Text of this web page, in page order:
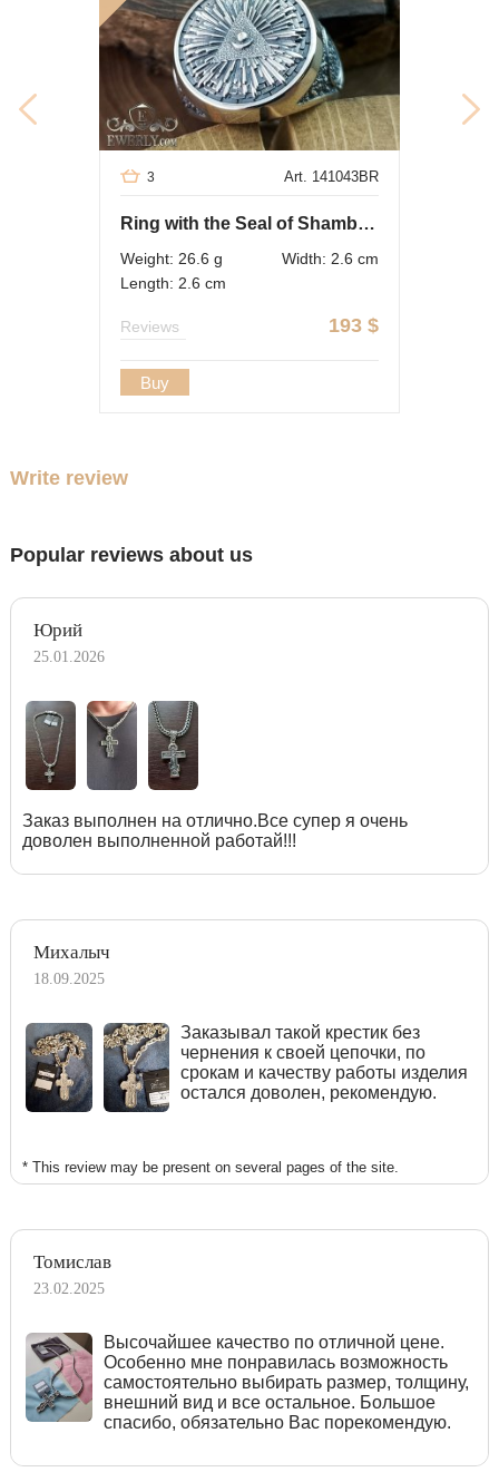
Art. 141043BR
3
Ring with the Seal of Shambhala and the AllatRa sign
Weight: 26.6 g
Width: 2.6 cm
Length: 2.6 cm
193 $
Reviews
Buy
Write review
Popular reviews about us
Юрий
25.01.2026
Заказ выполнен на отлично.Все супер я очень
доволен выполненной работай!!!
Михалыч
18.09.2025
Заказывал такой крестик без
чернения к своей цепочки, по
срокам и качеству работы изделия
остался доволен, рекомендую.
* This review may be present on several pages of the site.
Томислав
23.02.2025
Высочайшее качество по отличной цене.
Особенно мне понравилась возможность
самостоятельно выбирать размер, толщину,
внешний вид и все остальное. Большое
спасибо, обязательно Вас порекомендую.